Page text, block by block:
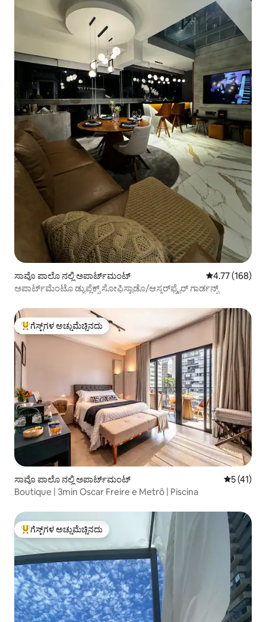
ಸಾವೊ ಪಾಲೊ ನಲ್ಲಿ ಅಪಾರ್ಟ್‌ಮಂಟ್ 5 ರಲ್ಲಿ 4.77
4.77 (168)
ಅಪಾರ್ಟ್‌ಮೆಂಟೊ ಡ್ಯುಪ್ಲೆಕ್ಸ್ ಸೋಫಿಸ್ಟಾಡೊ/ಆಸ್ಕರ್‌ಫ್ರೈರ್ ಗಾರ್ಡನ್ಸ್
ಗೆಸ್ಟ್‌ಗಳಿಗೆ ಅತಿ ಹೆಚ್ಚು ಅಚ್ಚುಮೆಚ್ಚಿನದು
ಗೆಸ್ಟ್‌ಗಳ ಅಚ್ಚುಮೆಚ್ಚಿನದು
ಸಾವೊ ಪಾಲೊ ನಲ್ಲಿ ಅಪಾರ್ಟ್‌ಮಂಟ್ 5 ರಲ್ಲಿ 5
5 (41)
Boutique | 3min Oscar Freire e Metrô | Piscina
ಗೆಸ್ಟ್‌ಗಳಿಗೆ ಅತಿ ಹೆಚ್ಚು ಅಚ್ಚುಮೆಚ್ಚಿನದು
ಗೆಸ್ಟ್‌ಗಳ ಅಚ್ಚುಮೆಚ್ಚಿನದು